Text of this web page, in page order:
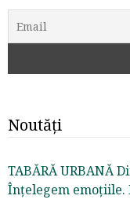
Noutăți
TABĂRĂ URBANĂ
Înțelegem emoțiile.